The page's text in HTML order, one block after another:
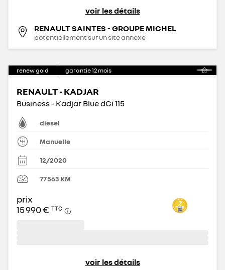
voir les détails
RENAULT SAINTES - GROUPE MICHEL
potentiellement sur un site annexe
renew gold garantie12 mois
RENAULT - KADJAR
Business - Kadjar Blue dCi 115
diesel
Manuelle
12/2020
77 563 KM
prix
15 990 € TTC
voir les détails